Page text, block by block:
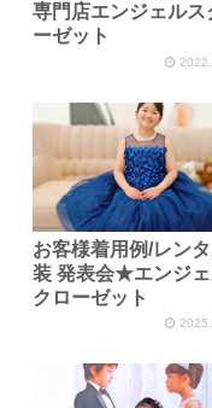
専門店エンジェルス
ーゼット
お客様着用例/レン
装 発表会★エンジ
クローゼット